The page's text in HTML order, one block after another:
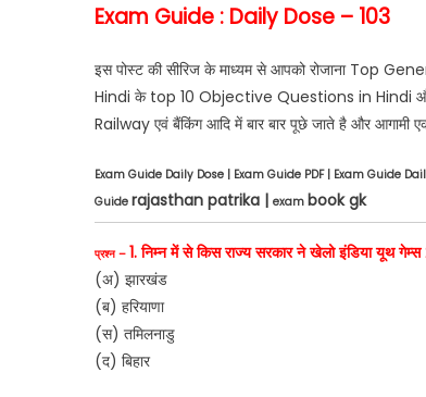
Exam Guide : Daily Dose – 103
इस पोस्ट की सीरिज के माध्यम से आपको रोजाना Top
Hindi के top 10 Objective Questions in Hindi और
Railway एवं बैंकिंग आदि में बार बार पूछे जाते है और आगामी
Exam Guide Daily Dose | Exam Guide PDF | Exam Guide
Guide rajasthan patrika | exam book gk
प्रश्न – 1. निम्न में से किस राज्य सरकार ने खेलो इंडिया यूथ
(अ) झारखंड
(ब) हरियाणा
(स) तमिलनाडु
(द) बिहार